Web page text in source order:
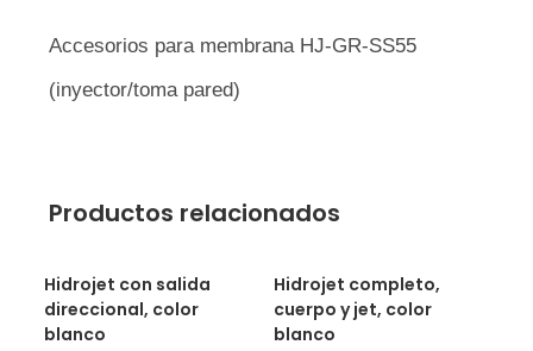
Accesorios para membrana HJ-GR-SS55
(inyector/toma pared)
Productos relacionados
Hidrojet con salida
direccional, color
blanco
Hidrojet completo,
cuerpo y jet, color
blanco